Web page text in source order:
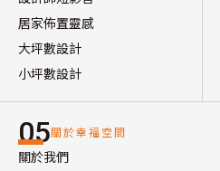
居家佈置靈感
大坪數設計
小坪數設計
05關於幸福空間
關於我們